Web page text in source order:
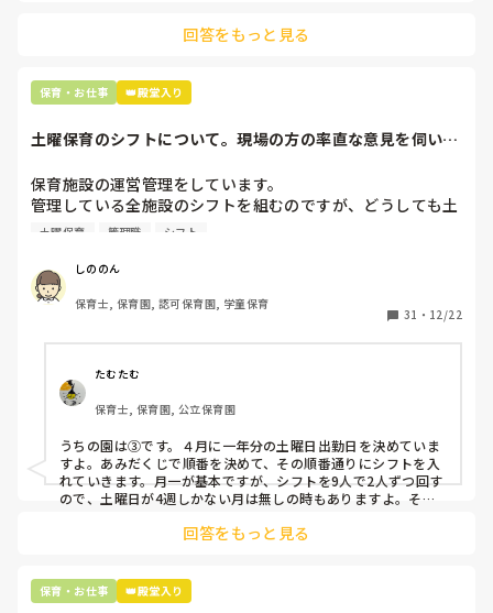
最後の職場にしようと思っていましたが
辞めることは逃げ、と、過去辞めた人も何年も言われ続けて
います
回答をもっと見る
保育・お仕事 👑殿堂入り
土曜保育のシフトについて。現場の方の率直な意見を伺いた
保育施設の運営管理をしています。
管理している全施設のシフトを組むのですが、どうしても土
曜保育だけは入れる方が少なく、いつも苦労しています。
て入職しているはずですが、いざ勤務が始まると一日も土曜
出勤が出来ない方ばかりです。
①土曜日の希望休は2日まで、と制限をかける
②毎月、必ず土曜保育に入ることのできる日を1日だけピッ
クアップしてもらう
③仮シフトが出た時、土曜出勤が難しければ自身で代わりの
人を交渉して見つけてもらう
上記のいずれかの対策を取り入れることを考えています。
土曜保育 管理職 シフト
しののん
保育士, 保育園, 認可保育園, 学童保育
31 ・ 12/22
たむたむ
保育士, 保育園, 公立保育園
うちの園は③です。４月に一年分の土曜日出勤日を決めていま
すよ。あみだくじで順番を決めて、その順番通りにシフトを入
れていきます。月一が基本ですが、シフトを9人で2人ずつ回す
ので、土曜日が4週しかない月は無しの時もありますよ。その
て貰い、主任に報告してます。
回答をもっと見る
保育・お仕事 👑殿堂入り